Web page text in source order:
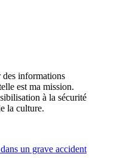
des informations
est ma mission.
à la sécurité
la culture.
un grave accident